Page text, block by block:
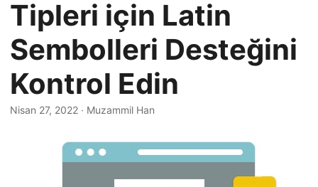
d
e
ğ
i
ş
t
Tipleri için Latin
Sembolleri Desteğini
Kontrol Edin
Nisan 27, 2022 · Muzammil Han